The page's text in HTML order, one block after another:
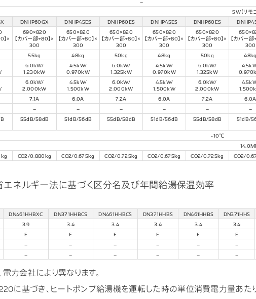
5W（リモ
DNHP60GX DNHP45ES DNHP60ES DNHP45ES DNHP60ES
】×
690×820
【カバー部+80】×
300
650×820
【カバー部+80】×
300
650×820
【カバー部+80】×
300
650×820
【カバー部+80】×
300
650×820
【カバー部+80】×
300
【カバー部
300
55kg 48kg 50kg 48kg 50kg 48kg
6.0kW/
1.230kW
4.5kW/
0.970kW
6.0kW/
1.325kW
4.5kW/
0.970kW
6.0kW/
1.325kW
6.0kW/
2.000kW
4.5kW/
1.500kW
6.0kW/
2.000kW
4.5kW/
1.500kW
6.0kW/
2.000kW
7.1A 6.0A 7.2A 6.0A 7.2A 6.0A
– – – – – –
55dB/58dB 51dB/56dB 55dB/58dB 51dB/56dB 55dB/58dB 51dB/
-10℃
CO2/0.880kg CO2/0.675kg CO2/0.725kg CO2/0.675kg CO2/0.725kg CO2/
ネルギー法に基づく区分名及び年間給湯保温効率
DN461HHBXC DN371HHBCS DN461HHBCS DN371HHBS DN461HHBS DN371HHS
3.9 3.4 3.4 3.4 3.4 3.4
E E E E E E
– – – – – –
– – – – – –
会社により異なります。
に基づき、ヒートポンプ給湯機を運転した時の単位消費電力量あ